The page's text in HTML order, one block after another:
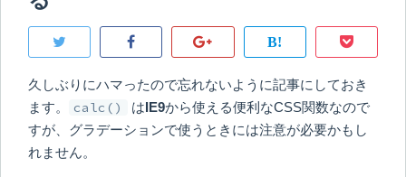
久しぶりにハマったので忘れないように記事にしておき
ます。
calc() はIE9から使える便利なCSS関数なので
すが、グラデーションで使うときには注意が必要かもし
れません。